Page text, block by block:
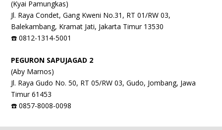
(Kyai Pamungkas)
Jl. Raya Condet, Gang Kweni No.31, RT 01/RW 03,
Balekambang, Kramat Jati, Jakarta Timur 13530
☎️ 0812-1314-5001
PEGURON SAPUJAGAD 2
(Aby Marnos)
Jl. Raya Gudo No. 50, RT 05/RW 03, Gudo, Jombang, Jawa
Timur 61453
☎️ 0857-8008-0098